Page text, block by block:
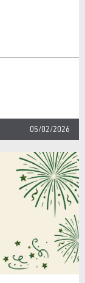
05/02/2026